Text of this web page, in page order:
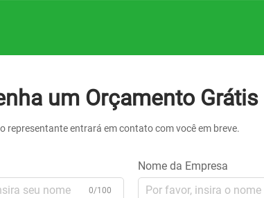
um Orçamento Grátis
representante entrará em contato com você em breve.
0/100
Nome da Empresa